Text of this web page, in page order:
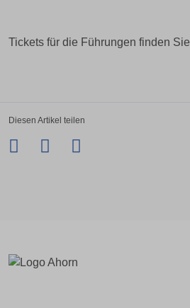
Tickets für die Führungen finden Sie
Diesen Artikel teilen